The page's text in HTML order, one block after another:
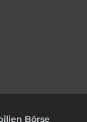
Börse